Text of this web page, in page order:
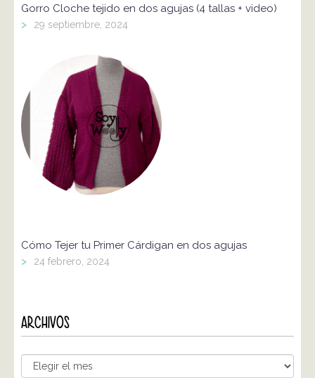
Gorro Cloche tejido en dos agujas (4 tallas + video)
> 29 septiembre, 2024
Cómo Tejer tu Primer Cárdigan en dos agujas
> 24 febrero, 2024
ARCHIVOS